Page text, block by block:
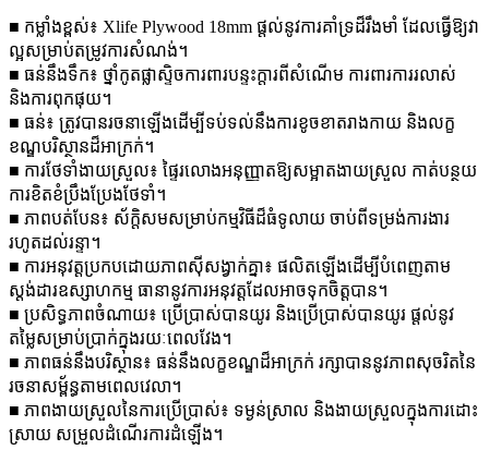
■ កម្លាំងខ្ពស់៖ Xlife Plywood 18mm ផ្តល់នូវការគាំទ្រដ៏រឹងមាំ ដែលធ្វើឱ្យវា
ល្អសម្រាប់តម្រូវការសំណង់។
■ ធន់នឹងទឹក៖ ថ្នាំកូតផ្លាស្ទិចការពារបន្ទះក្តារពីសំណើម ការពារការរលាស់
និងការពុកផុយ។
■ ធន់៖ ត្រូវបានរចនាឡើងដើម្បីទប់ទល់នឹងការខូចខាតរាងកាយ និងលក្ខ
ខណ្ឌបរិស្ថានដ៏អាក្រក់។
■ ការថែទាំងាយស្រួល៖ ផ្ទៃរលោងអនុញ្ញាតឱ្យសម្អាតងាយស្រួល កាត់បន្ថយ
ការខិតខំប្រឹងប្រែងថែទាំ។
■ ភាពបត់បែន៖ ស័ក្តិសមសម្រាប់កម្មវិធីដ៏ធំទូលាយ ចាប់ពីទម្រង់ការងារ
រហូតដល់រន្ទា។
■ ការអនុវត្តប្រកបដោយភាពស៊ីសង្វាក់គ្នា៖ ផលិតឡើងដើម្បីបំពេញតាម
ស្តង់ដារឧស្សាហកម្ម ធានានូវការអនុវត្តដែលអាចទុកចិត្តបាន។
■ ប្រសិទ្ធភាពចំណាយ៖ ប្រើប្រាស់បានយូរ និងប្រើប្រាស់បានយូរ ផ្តល់នូវ
តម្លៃសម្រាប់ប្រាក់ក្នុងរយៈពេលវែង។
■ ភាពធន់នឹងបរិស្ថាន៖ ធន់នឹងលក្ខខណ្ឌដ៏អាក្រក់ រក្សាបាននូវភាពសុចរិតនៃ
រចនាសម្ព័ន្ធតាមពេលវេលា។
■ ភាពងាយស្រួលនៃការប្រើប្រាស់៖ ទម្ងន់ស្រាល និងងាយស្រួលក្នុងការដោះ
ស្រាយ សម្រួលដំណើរការដំឡើង។